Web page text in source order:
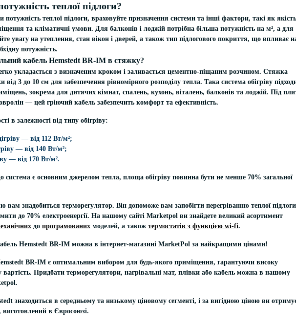
теплої підлоги?
теплої підлоги, враховуйте призначення системи та інші фактори, такі як якість
та кліматичні умови. Для балконів і лоджій потрібна більша потужність на м², а для
увагу на утеплення, стан вікон і дверей, а також тип підлогового покриття, що впливає
потужність.
кабель Hemstedt BR-IM в стяжку?
укладається з визначеним кроком і заливається цементно-піщаним розчином. Стяжка
3 до 10 см для забезпечення рівномірного розподілу тепла. Така система обігріву
зокрема для дитячих кімнат, спалень, кухонь, віталень, балконів та лоджій. Під
— цей гріючий кабель забезпечить комфорт та ефективність.
в залежності від типу обігріву:
— від 112 Вт/м²;
— від 140 Вт/м²;
— від 170 Вт/м².
система є основним джерелом тепла, площа обігріву повинна бути не менше 70% загальної
вам знадобиться терморегулятор. Він допоможе вам запобігти перегріванню теплої
до 70% електроенергії. На нашому сайті Marketpol ви знайдете великий асортимент
до програмованих моделей, а також термостатів з функцією wi-fi.
Hemstedt BR-IM можна в інтернет-магазині MarketPol за найкращими цінами!
BR-IM є оптимальним вибором для будь-якого приміщення, гарантуючи високу
вартість. Придбати терморегулятори, нагрівальні мат, плівки або кабель можна в нашому
знаходиться в середньому та низькому ціновому сегменті, і за вигідною ціною ви
виготовлений в Євросоюзі.